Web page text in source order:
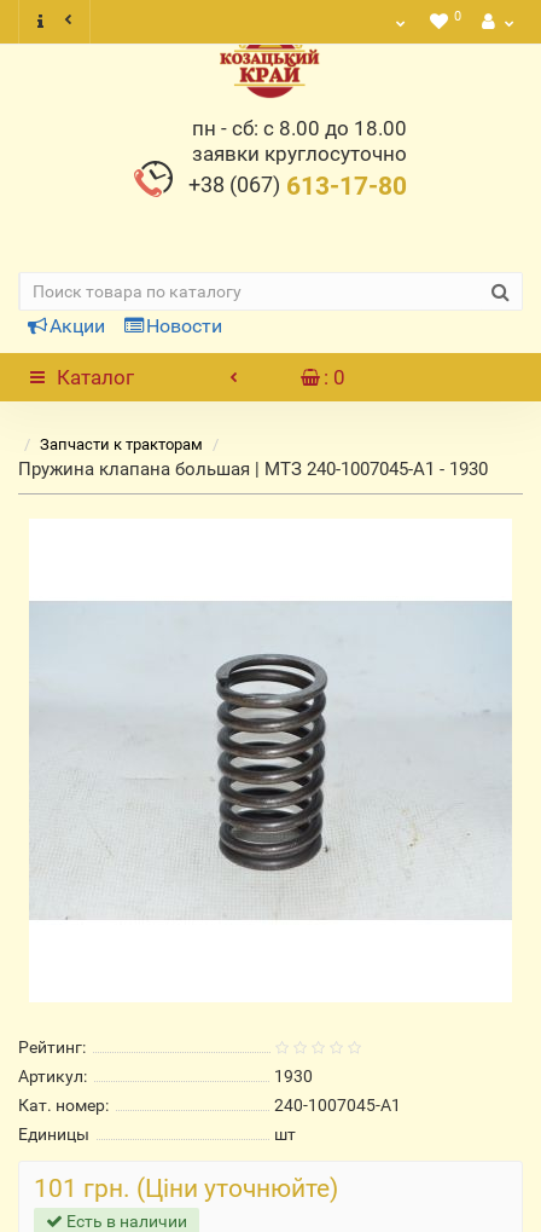
0
пн - сб: с 8.00 до 18.00
заявки круглосуточно
+38 (067) 613-17-80
Акции Новости
Каталог : 0
Запчасти к тракторам
Пружина клапана большая | МТЗ 240-1007045-А1 - 1930
Рейтинг:
Артикул:
1930
Кат. номер:
240-1007045-А1
Единицы
шт
101 грн. (Ціни уточнюйте)
Есть в наличии